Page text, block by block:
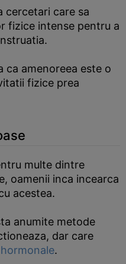
cercetari care sa
fizice intense pentru a
ca amenoreea este o
fizice prea
multe dintre
oamenii inca incearca
acestea.
anumite metode
dar care
.